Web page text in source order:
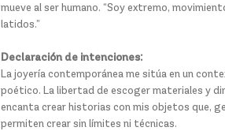
mueve al ser humano. “Soy extremo,
latidos.”
Declaración de intenciones:
La joyería contemporánea me sitúa en un
poético. La libertad de escoger materiales y
encanta crear historias con mis objetos que,
permiten crear sin límites ni técnicas.​​